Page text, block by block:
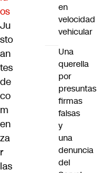
os
Ju
sto
an
tes
de
co
m
en
za
r
las
en
velocidad
vehicular
Una
querella
por
presuntas
firmas
falsas
y
una
denuncia
del